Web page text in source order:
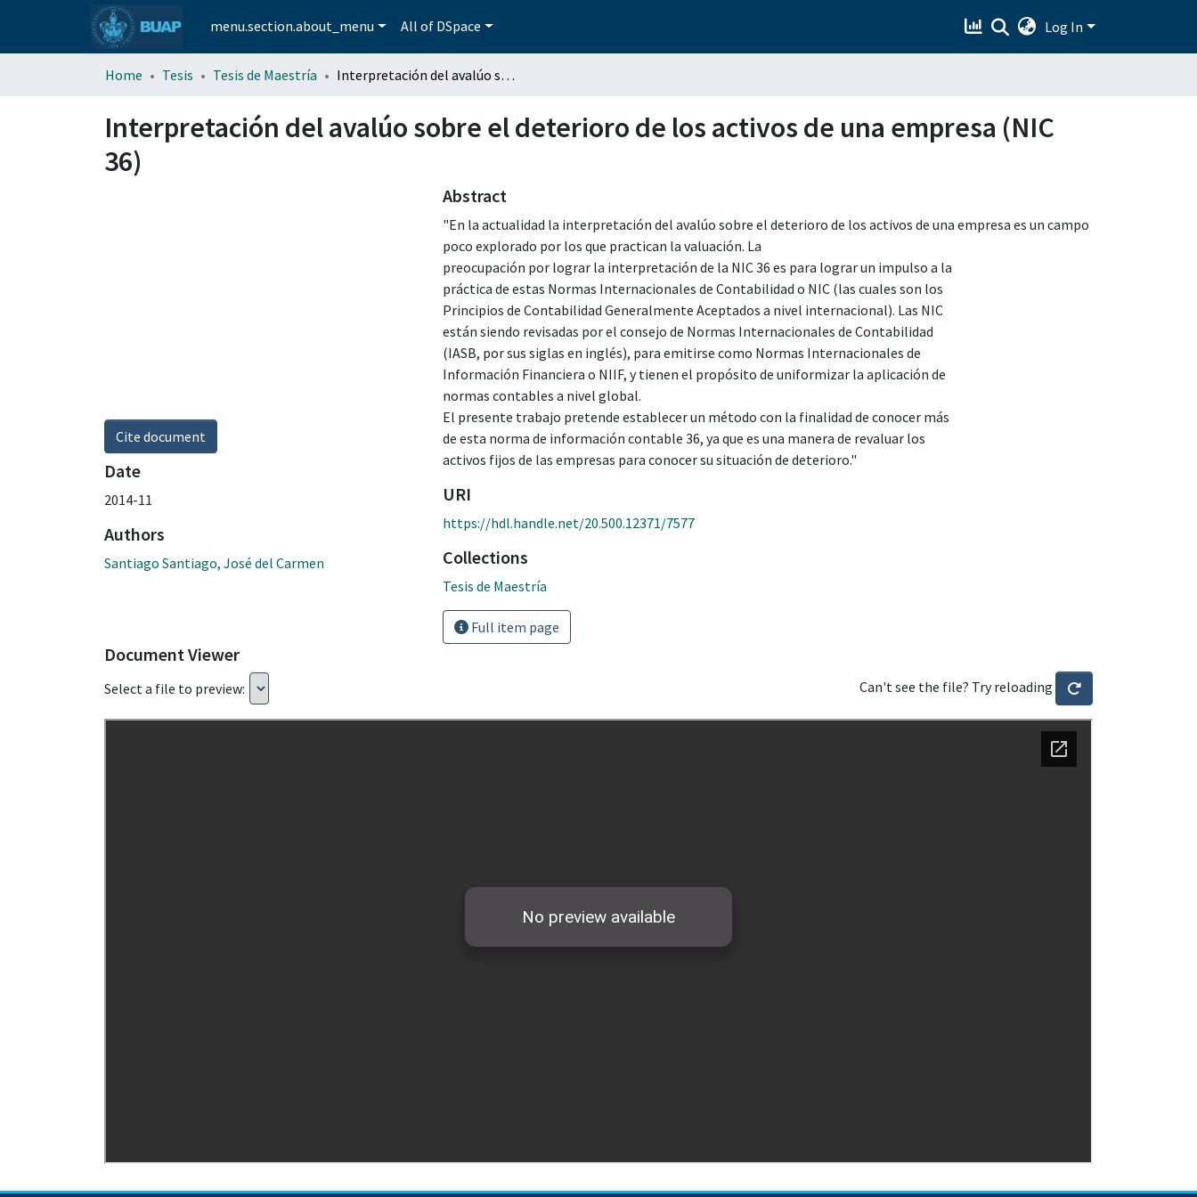
menu.section.about_menu All of DSpace Log In
Home Tesis Tesis de Maestría Interpretación del avalúo sobre el deterioro de los activos de una empresa (NIC 36)
Interpretación del avalúo sobre el deterioro de los activos de una empresa (NIC
36)
Cite document
Date
2014-11
Authors
Santiago Santiago, José del Carmen
Abstract
"En la actualidad la interpretación del avalúo sobre el deterioro de los activos de una empresa es un campo
poco explorado por los que practican la valuación. La
preocupación por lograr la interpretación de la NIC 36 es para lograr un impulso a la
práctica de estas Normas Internacionales de Contabilidad o NIC (las cuales son los
Principios de Contabilidad Generalmente Aceptados a nivel internacional). Las NIC
están siendo revisadas por el consejo de Normas Internacionales de Contabilidad
(IASB, por sus siglas en inglés), para emitirse como Normas Internacionales de
Información Financiera o NIIF, y tienen el propósito de uniformizar la aplicación de
normas contables a nivel global.
El presente trabajo pretende establecer un método con la finalidad de conocer más
de esta norma de información contable 36, ya que es una manera de revaluar los
activos fijos de las empresas para conocer su situación de deterioro."
URI
https://hdl.handle.net/20.500.12371/7577
Collections
Tesis de Maestría
Full item page
Document Viewer
Select a file to preview: Can't see the file? Try reloading